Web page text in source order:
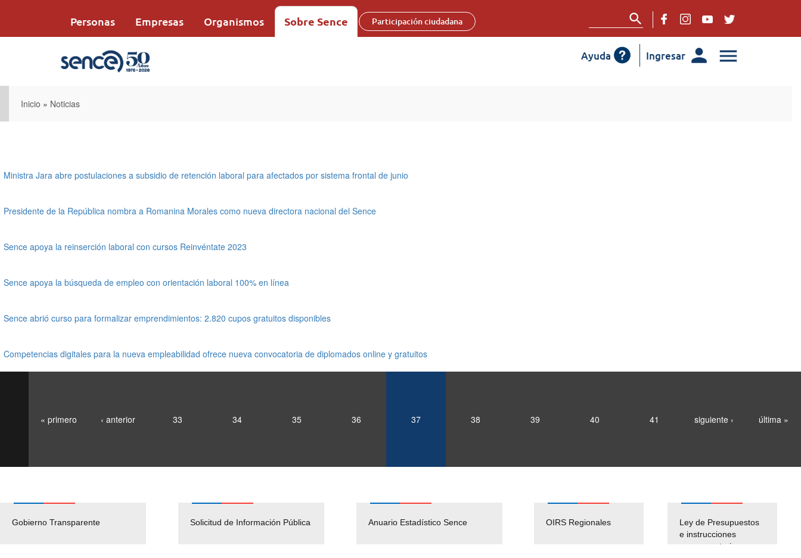
Personas Empresas Organismos Sobre Sence Participación ciudadana
Ingresar
Ayuda
Inicio » Noticias
Ministra Jara abre postulaciones a subsidio de retención laboral para afectados por sistema frontal de junio
Presidente de la República nombra a Romanina Morales como nueva directora nacional del Sence
Sence apoya la reinserción laboral con cursos Reinvéntate 2023
Sence apoya la búsqueda de empleo con orientación laboral 100% en línea
Sence abrió curso para formalizar emprendimientos: 2.820 cupos gratuitos disponibles
Competencias digitales para la nueva empleabilidad ofrece nueva convocatoria de diplomados online y gratuitos
« primero ‹ anterior 33 34 35 36 37 38 39 40 41 siguiente › última »
Gobierno Transparente Solicitud de Información Pública Anuario Estadístico Sence
Pago Proveedores
Empleos Públicos
Solicitud Audiencias y
OIRS Regionales
Ley de Presupuestos
e instrucciones
presuspuetarias